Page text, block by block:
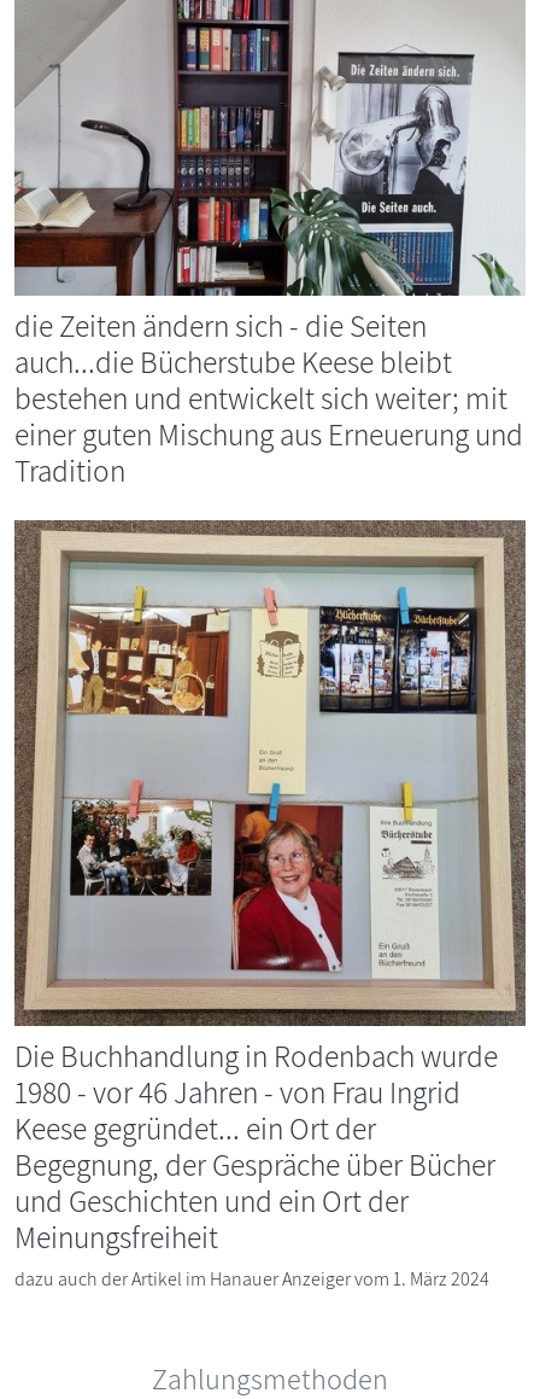
die Zeiten ändern sich - die Seiten
auch...die Bücherstube Keese bleibt
bestehen und entwickelt sich weiter; mit
einer guten Mischung aus Erneuerung und
Tradition
Die Buchhandlung in Rodenbach wurde
1980 - vor 46 Jahren - von Frau Ingrid
Keese gegründet... ein Ort der
Begegnung, der Gespräche über Bücher
und Geschichten und ein Ort der
Meinungsfreiheit
dazu auch der Artikel im Hanauer Anzeiger vom 1. März 2024
Zahlungsmethoden